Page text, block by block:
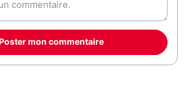
Poster mon commentaire